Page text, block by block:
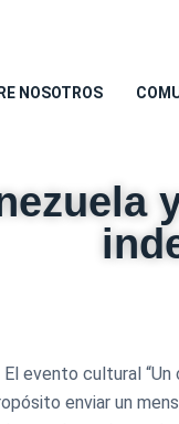
NOSOTROS
evento cultural
enviar un